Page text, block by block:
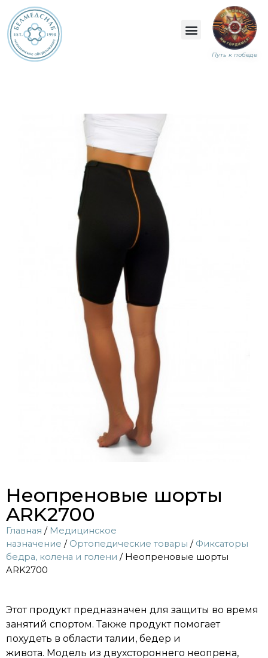
Путь к победе
Неопреновые шорты
ARK2700
Главная / Медицинское
назначение / Ортопедические товары / Фиксаторы
бедра, колена и голени / Неопреновые шорты
ARK2700
Этот продукт предназначен для защиты во время
занятий спортом. Также продукт помогает
похудеть в области талии, бедер и
живота. Модель из двухстороннего неопрена,